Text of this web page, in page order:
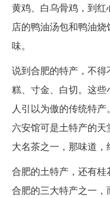
黄鸡、白乌骨鸡，到
店的鸭油汤包和鸭油
味。
说到合肥的特产，不
糕、寸金、白切。这
人引以为傲的传统特
六安馆可是土特产的
大名茶之一，那味道，
合肥的土特产，还有
合肥的三大特产之一